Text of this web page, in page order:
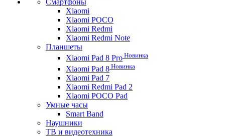
Xiaomi
Xiaomi POCO
Xiaomi Redmi
Xiaomi Redmi Note
Планшеты
Xiaomi Pad 8 Pro Новинка
Xiaomi Pad 8 Новинка
Xiaomi Pad 7
Xiaomi Redmi Pad 2
Xiaomi POCO Pad
Умные часы
Smart Band
Наушники
ТВ и видеотехника